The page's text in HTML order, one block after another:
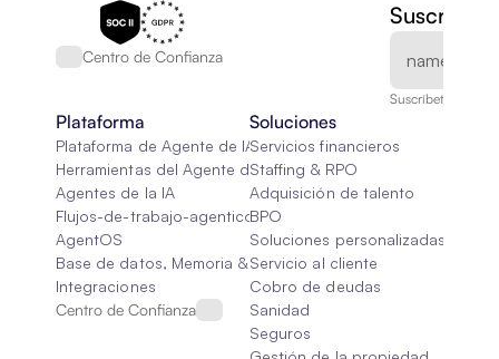
Centro de Confianza
Suscríbete a
Plataforma
Plataforma de Agente de IA
Herramientas del Agente de IA
Agentes de la IA
Flujos-de-trabajo-agenticos
AgentOS
Base de datos, Memoria & Trapo
Integraciones
Centro de Confianza
Soluciones
Servicios financieros
Staffing & RPO
Adquisición de talento
BPO
Soluciones personalizadas de IA
Servicio al cliente
Cobro de deudas
Sanidad
Seguros